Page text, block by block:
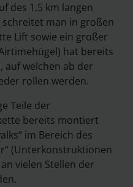
des 1,5 km langen
man in großen
Lift sowie ein großer
hat bereits
auf welchen ab der
rollen werden.
Teile der
bereits montiert
im Bereich des
(Unterkonstruktionen
vielen Stellen der